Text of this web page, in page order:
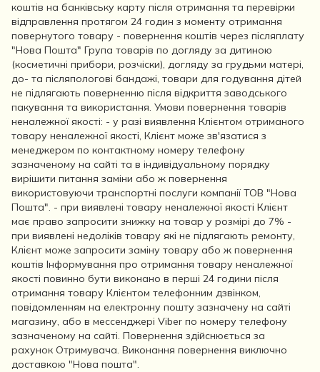
коштів на банківську карту після отримання та перевірки
відправлення протягом 24 годин з моменту отримання
повернутого товару - повернення коштів через післяплату
"Нова Пошта" Група товарів по догляду за дитиною
(косметичні прибори, розчіски), догляду за грудьми матері,
до- та післяпологові бандажі, товари для годування дітей
не підлягають поверненню після відкриття заводського
пакування та використання. Умови повернення товарів
неналежної якості: - у разі виявлення Клієнтом отриманого
товару неналежної якості, Клієнт може зв'язатися з
менеджером по контактному номеру телефону
зазначеному на сайті та в індивідуальному порядку
вирішити питання заміни або ж повернення
використовуючи транспортні послуги компанії ТОВ "Нова
Пошта". - при виявлені товару неналежної якості Клієнт
має право запросити знижку на товар у розмірі до 7% -
при виявлені недоліків товару які не підлягають ремонту,
Клієнт може запросити заміну товару або ж повернення
коштів Інформування про отримання товару неналежної
якості повинно бути виконано в перші 24 години після
отримання товару Клієнтом телефонним дзвінком,
повідомленням на електронну пошту зазначену на сайті
магазину, або в мессенджері Viber по номеру телефону
зазначеному на сайті. Повернення здійснюється за
рахунок Отримувача. Виконання повернення виключно
доставкою "Нова пошта".